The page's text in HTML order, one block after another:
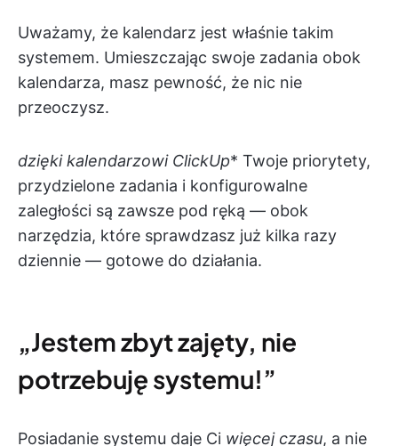
Uważamy, że kalendarz jest właśnie takim
systemem. Umieszczając swoje zadania obok
kalendarza, masz pewność, że nic nie
przeoczysz.
dzięki kalendarzowi ClickUp* Twoje priorytety,
przydzielone zadania i konfigurowalne
zaległości są zawsze pod ręką — obok
narzędzia, które sprawdzasz już kilka razy
dziennie — gotowe do działania.
„Jestem zbyt zajęty, nie
potrzebuję systemu!”
Posiadanie systemu daje Ci więcej czasu, a nie